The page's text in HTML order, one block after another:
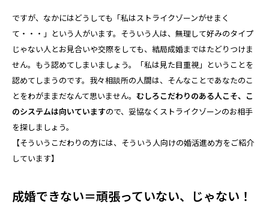
ですが、なかにはどうしても「私はストライクゾーンがせまく
て・・・」という人がいます。そういう人は、無理して好みのタイプ
じゃない人とお見合いや交際をしても、結局成婚まではたどりつけま
せん。もう認めてしまいましょう。「私は見た目重視」ということを
認めてしまうのです。我々相談所の人間は、そんなことであなたのこ
とをわがままだなんて思いません。 むしろこだわりのある人こそ、こ
のシステムは向いていますので、妥協なくストライクゾーンのお相手
を探しましょう。
【そういうこだわりの方には、そういう人向けの婚活進め方をご紹介
しています】
成婚できない＝頑張っていない、じゃない！